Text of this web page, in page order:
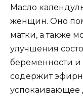
Масло
женщин. Оно
матки, а также
улучшения
беременности и
содержит
успокаивающее